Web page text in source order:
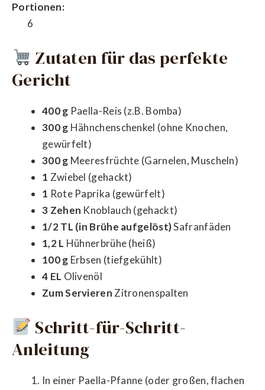
Portionen:
6
Zutaten für das perfekte
Gericht
400 g Paella-Reis (z.B. Bomba)
300 g Hähnchenschenkel (ohne Knochen,
gewürfelt)
300 g Meeresfrüchte (Garnelen, Muscheln)
1 Zwiebel (gehackt)
1 Rote Paprika (gewürfelt)
3 Zehen Knoblauch (gehackt)
1/2 TL (in Brühe aufgelöst)Safranfäden
1,2 L Hühnerbrühe (heiß)
100 g Erbsen (tiefgekühlt)
4 EL Olivenöl
Zum Servieren Zitronenspalten
Schritt-für-Schritt-
Anleitung
In einer Paella-Pfanne (oder großen, flachen